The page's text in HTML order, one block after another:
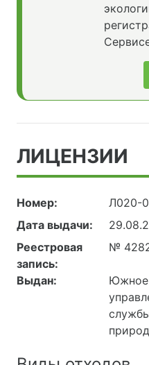
ЛИЦЕНЗИИ
Номер:
Л020-
Дата выдачи:
Реестровая
запись:
№
Выдан:
Южное